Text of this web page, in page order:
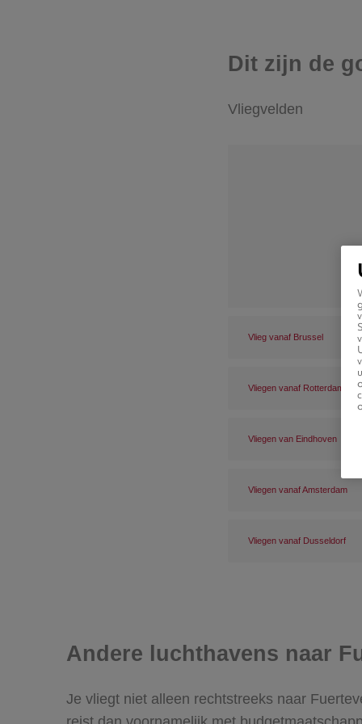
Dit zijn de
Vliegvelden
Vlieg vanaf Brussel
Vliegen vanaf Rotterdam
Vliegen van Eindhoven
Vliegen vanaf Amsterdam
Vliegen vanaf Dusseldorf
Andere luchthavens naar
Je vliegt niet alleen rechtstreeks naar